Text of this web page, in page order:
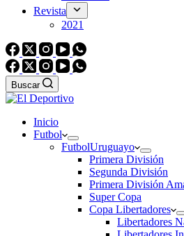
Revista
2021
Buscar
Inicio
Futbol
FutbolUruguayo
Primera División
Segunda División
Primera División
Super Copa
Copa Libertadores
Libertadores